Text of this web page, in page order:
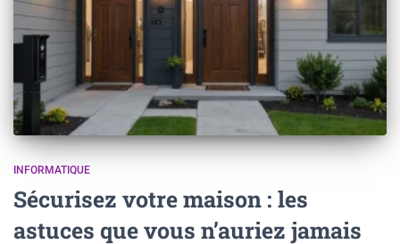
INFORMATIQUE
Sécurisez votre maison : les
astuces que vous n’auriez jamais